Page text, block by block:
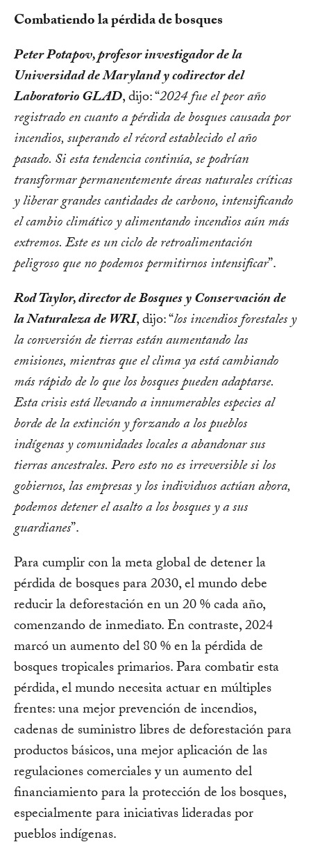
Combatiendo la pérdida de bosques
Peter Potapov, profesor investigador de la
Universidad de Maryland y codirector del
Laboratorio GLAD, dijo: “2024 fue el peor año
registrado en cuanto a pérdida de bosques causada por
incendios, superando el récord establecido el año
pasado. Si esta tendencia continúa, se podrían
transformar permanentemente áreas naturales críticas
y liberar grandes cantidades de carbono, intensificando
el cambio climático y alimentando incendios aún más
extremos. Este es un ciclo de retroalimentación
peligroso que no podemos permitirnos intensificar”.
Rod Taylor, director de Bosques y Conservación de
la Naturaleza de WRI, dijo: “los incendios forestales y
la conversión de tierras están aumentando las
emisiones, mientras que el clima ya está cambiando
más rápido de lo que los bosques pueden adaptarse.
Esta crisis está llevando a innumerables especies al
borde de la extinción y forzando a los pueblos
indígenas y comunidades locales a abandonar sus
tierras ancestrales. Pero esto no es irreversible si los
gobiernos, las empresas y los individuos actúan ahora,
podemos detener el asalto a los bosques y a sus
guardianes”.
Para cumplir con la meta global de detener la
pérdida de bosques para 2030, el mundo debe
reducir la deforestación en un 20 % cada año,
comenzando de inmediato. En contraste, 2024
marcó un aumento del 80 % en la pérdida de
bosques tropicales primarios. Para combatir esta
pérdida, el mundo necesita actuar en múltiples
frentes: una mejor prevención de incendios,
cadenas de suministro libres de deforestación para
productos básicos, una mejor aplicación de las
regulaciones comerciales y un aumento del
financiamiento para la protección de los bosques,
especialmente para iniciativas lideradas por
pueblos indígenas.